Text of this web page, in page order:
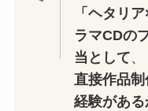
「ヘタリ
ラマCDの
当として、
直接作品
経験がある